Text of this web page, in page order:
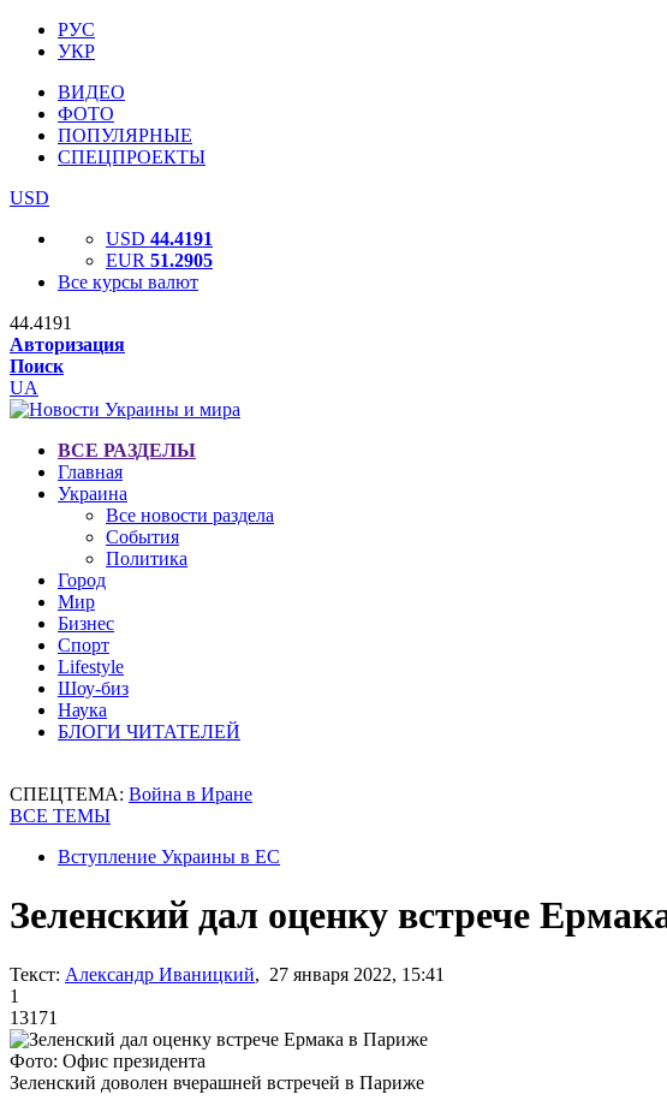
РУС
УКР
ВИДЕО
ФОТО
ПОПУЛЯРНЫЕ
СПЕЦПРОЕКТЫ
USD
USD 44.4191
EUR 51.2905
Все курсы валют
44.4191
Авторизация
Поиск
UA
ВСЕ РАЗДЕЛЫ
Главная
Украина
Все новости раздела
События
Политика
Город
Мир
Бизнес
Спорт
Lifestyle
Шоу-биз
Наука
БЛОГИ ЧИТАТЕЛЕЙ
СПЕЦТЕМА: Война в Иране
ВСЕ ТЕМЫ
Вступление Украины в ЕС
Зеленский дал оценку встрече
Текст: Александр Иваницкий, 27 января 2022, 15:41
1
13171
Фото: Офис президента
Зеленский доволен вчерашней встречей в Париже